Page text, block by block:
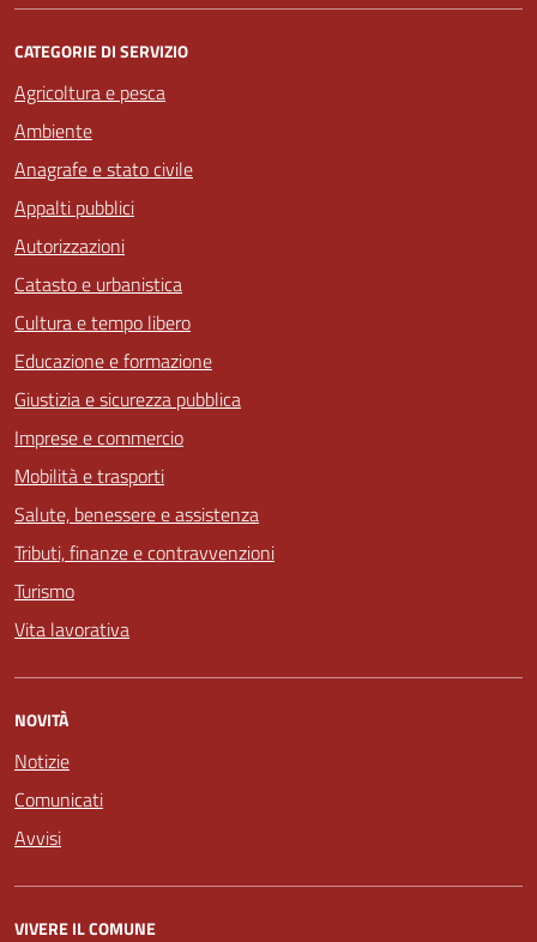
CATEGORIE DI SERVIZIO
Agricoltura e pesca
Ambiente
Anagrafe e stato civile
Appalti pubblici
Autorizzazioni
Catasto e urbanistica
Cultura e tempo libero
Educazione e formazione
Giustizia e sicurezza pubblica
Imprese e commercio
Mobilità e trasporti
Salute, benessere e assistenza
Tributi, finanze e contravvenzioni
Turismo
Vita lavorativa
NOVITÀ
Notizie
Comunicati
Avvisi
VIVERE IL COMUNE